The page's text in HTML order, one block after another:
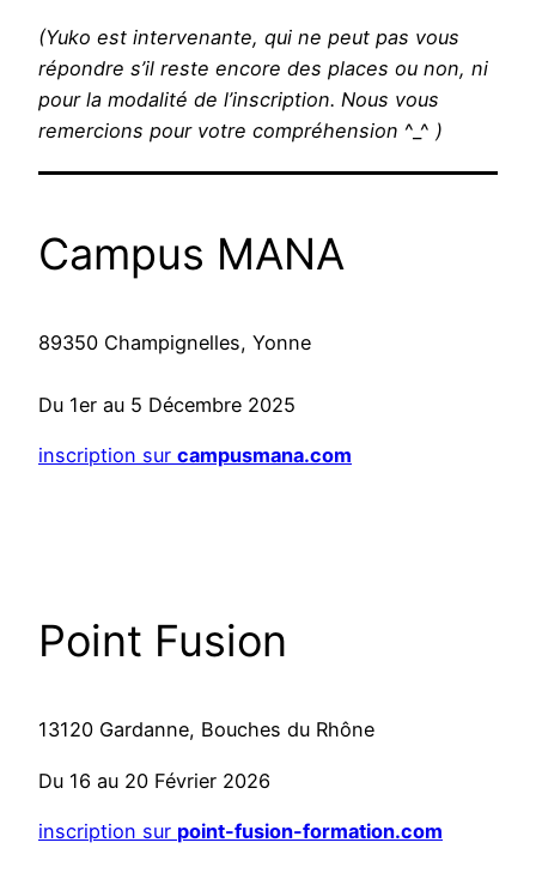
(Yuko est intervenante, qui ne peut pas vous
répondre s’il reste encore des places ou non, ni
pour la modalité de l’inscription. Nous vous
remercions pour votre compréhension ^_^ )
Campus MANA
89350 Champignelles, Yonne
Du 1er au 5 Décembre 2025
inscription sur campusmana.com
Point Fusion
13120 Gardanne, Bouches du Rhône
Du 16 au 20 Février 2026
inscription sur point-fusion-formation.com